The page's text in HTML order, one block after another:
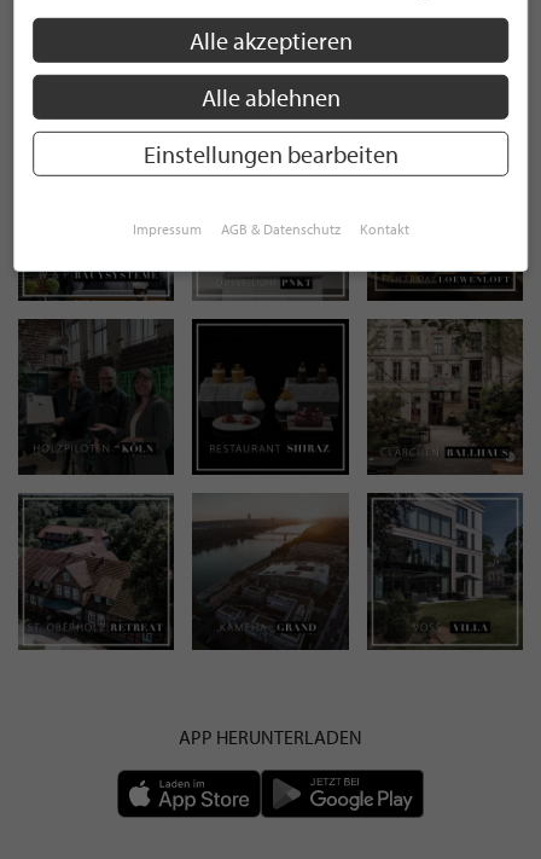
STILPUNKTE AUF
INSTAGRAM
APP HERUNTERLADEN
Alle akzeptieren
Alle ablehnen
Einstellungen bearbeiten
Impressum AGB & Datenschutz Kontakt